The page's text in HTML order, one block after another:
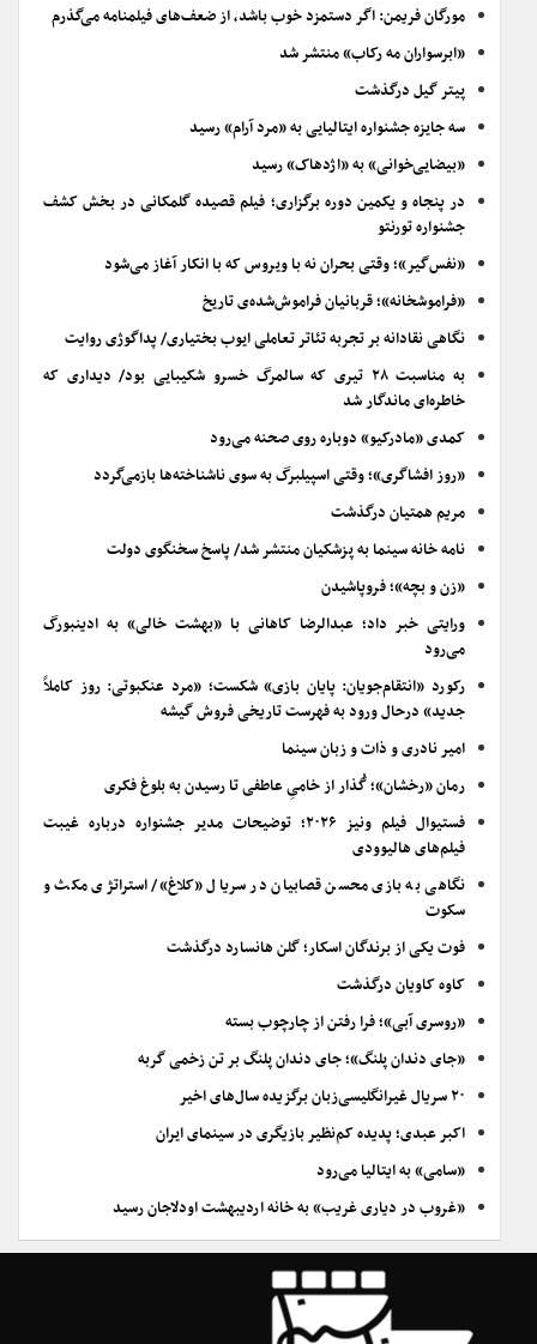
مورگان فریمن: اگر دستمزد خوب باشد، از ضعف‌های فیلمنامه می‌گذرم
«ابرسواران مه رکاب» منتشر شد
پیتر گیل درگذشت
سه جایزه جشنواره ایتالیایی به «مرد آرام» رسید
«بیضایی‌خوانی» به «اژدهاک» رسید
در پنجاه و یکمین دوره برگزاری؛ فیلم قصیده گلمکانی در بخش کشف
جشنواره تورنتو
«نفس‌گیر»؛ وقتی بحران نه با ویروس که با انکار آغاز می‌شود
«فراموشخانه»؛ قربانیان فراموش‌شده‌ی تاریخ
نگاهی نقادانه بر تجربه تئاتر تعاملی ایوب بختیاری/ پداگوژی روایت
به مناسبت ۲۸ تیری که سالمرگ خسرو شکیبایی بود/ دیداری که
خاطره‌ای ماندگار شد
کمدی «مادرکیو» دوباره روی صحنه می‌رود
«روز افشاگری»؛ وقتی اسپیلبرگ به سوی ناشناخته‌ها بازمی‌گردد
مریم همتیان درگذشت
نامه خانه سینما به پزشکیان منتشر شد/ پاسخ سخنگوی دولت
«زن و بچه»؛ فروپاشیدن
ورایتی خبر داد؛ عبدالرضا کاهانی با «بهشت خالی» به ادینبورگ
می‌رود
رکورد «انتقام‌جویان: پایان بازی» شکست؛ «مرد عنکبوتی: روز کاملاً
جدید» درحال ورود به فهرست تاریخی فروش گیشه
امیر نادری و ذات و زبان سینما
رمان «رخشان»؛ گُذار از خامیِ عاطفی تا رسیدن به بلوغ فکری
فستیوال فیلم ونیز ۲۰۲۶؛ توضیحات مدیر جشنواره درباره غیبت
فیلم‌های هالیوودی
نگاهی به بازی محسن قصابیان در سریال «کلاغ»/ استراتژی مکث و
سکوت
فوت یکی از برندگان اسکار؛ گلن هانسارد درگذشت
کاوه کاویان درگذشت
«روسری آبی»؛ فرا رفتن از چارچوب بسته
«جای دندان پلنگ»؛ جای دندان پلنگ بر تن زخمی گربه
۲۰ سریال غیرانگلیسی‌زبان برگزیده سال‌های اخیر
اکبر عبدی؛ پدیده کم‌نظیر بازیگری در سینمای ایران
«سامی» به ایتالیا می‌رود
«غروب در دیاری غریب» به خانه اردیبهشت اودلاجان رسید